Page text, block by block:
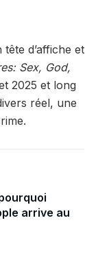
tête d’affiche et
Sex, God,
2025 et long
réel, une
arrive au